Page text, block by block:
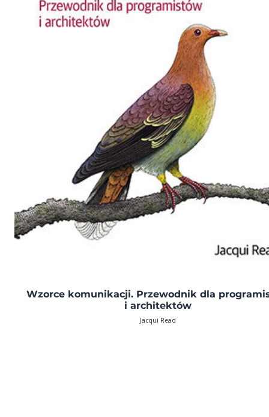
Wzorce komunikacji. Przewodnik dla
i architektów
Jacqui Read